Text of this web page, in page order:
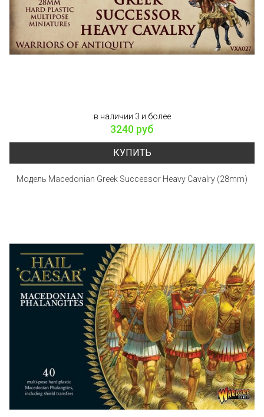
в наличии 3 и более
3240 руб
КУПИТЬ
Модель Macedonian Greek Successor Heavy Cavalry (28mm)